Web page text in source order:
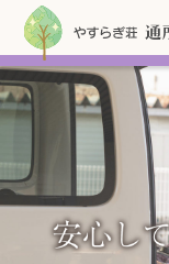
このページの本文へ